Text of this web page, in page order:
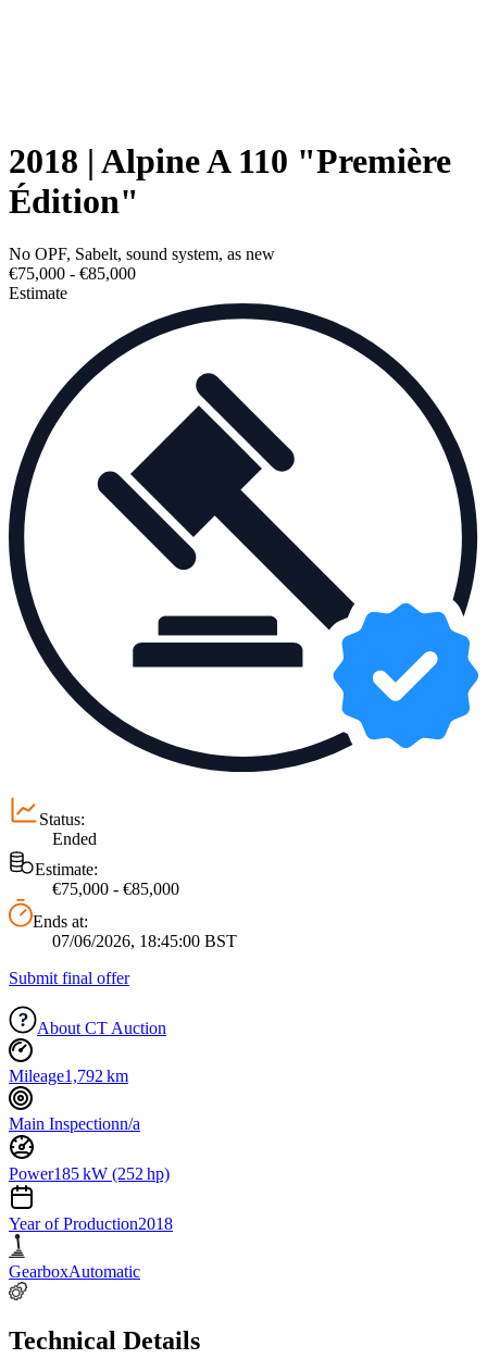
2018 | Alpine A 110 "Première
Édition"
No OPF, Sabelt, sound system, as new
€75,000 - €85,000
Estimate
Status:
Ended
Estimate:
€75,000 - €85,000
Ends at:
07/06/2026, 18:45:00 BST
Submit final offer
About CT Auction
Mileage1,792 km
Main Inspectionn/a
Power185 kW (252 hp)
Year of Production2018
GearboxAutomatic
Technical Details